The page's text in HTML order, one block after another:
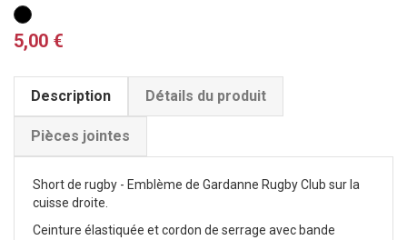
Noir
/
Rouge
Prix
5,00 €
Description Détails du produit
Pièces jointes
Short de rugby - Emblème de Gardanne Rugby Club sur la
cuisse droite.
Ceinture élastiquée et cordon de serrage avec bande